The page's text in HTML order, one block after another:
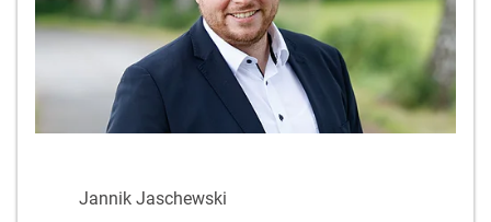
Jannik Jaschewski